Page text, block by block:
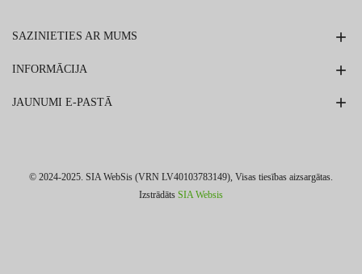
SAZINIETIES AR MUMS
INFORMĀCIJA
JAUNUMI E-PASTĀ
© 2024-2025. SIA WebSis (VRN LV40103783149), Visas tiesības aizsargātas.
Izstrādāts SIA Websis